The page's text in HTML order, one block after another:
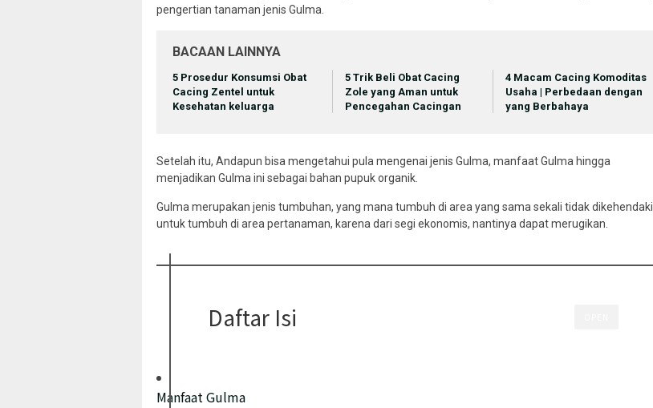
pengertian tanaman jenis Gulma.
BACAAN LAINNYA
5 Prosedur Konsumsi Obat
Cacing Zentel untuk
Kesehatan keluarga
5 Trik Beli Obat Cacing
Zole yang Aman untuk
Pencegahan Cacingan
4 Macam Cacing Komoditas
Usaha | Perbedaan dengan
yang Berbahaya
Setelah itu, Andapun bisa mengetahui pula mengenai jenis Gulma, manfaat Gulma hingga
menjadikan Gulma ini sebagai bahan pupuk organik.
Gulma merupakan jenis tumbuhan, yang mana tumbuh di area yang sama sekali tidak dikehendaki
untuk tumbuh di area pertanaman, karena dari segi ekonomis, nantinya dapat merugikan.
Daftar Isi
Manfaat Gulma